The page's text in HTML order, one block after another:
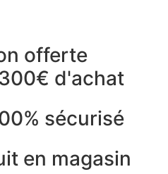
offerte
d'achat
sécurisé
en magasin